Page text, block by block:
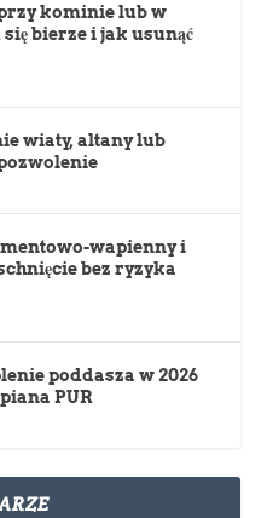
kominie lub w
bierze i jak usunąć
wiaty, altany lub
wapienny i
bez ryzyka
poddasza w 2026
PUR